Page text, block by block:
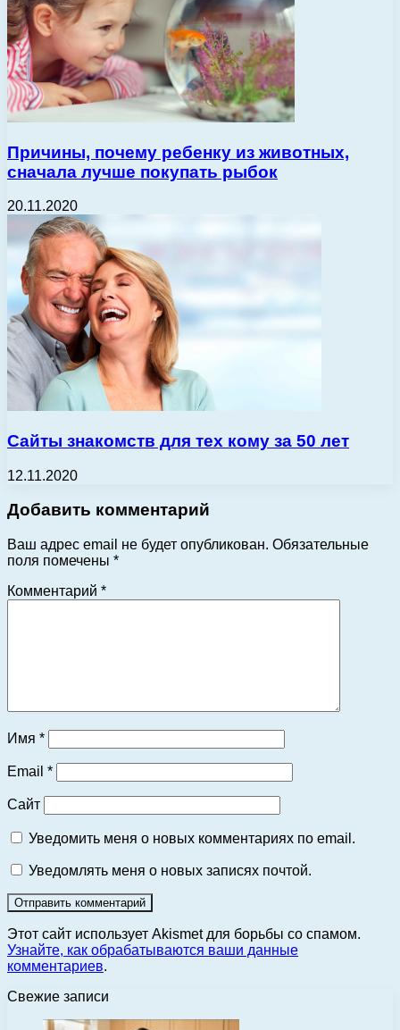
Причины, почему ребенку из животных,
сначала лучше покупать рыбок
20.11.2020
Сайты знакомств для тех кому за 50 лет
12.11.2020
Добавить комментарий
Ваш адрес email не будет опубликован. Обязательные
поля помечены *
Комментарий *
Имя *
Email *
Сайт
Уведомить меня о новых комментариях по email.
Уведомлять меня о новых записях почтой.
Этот сайт использует Akismet для борьбы со спамом.
Узнайте, как обрабатываются ваши данные
комментариев.
Свежие записи